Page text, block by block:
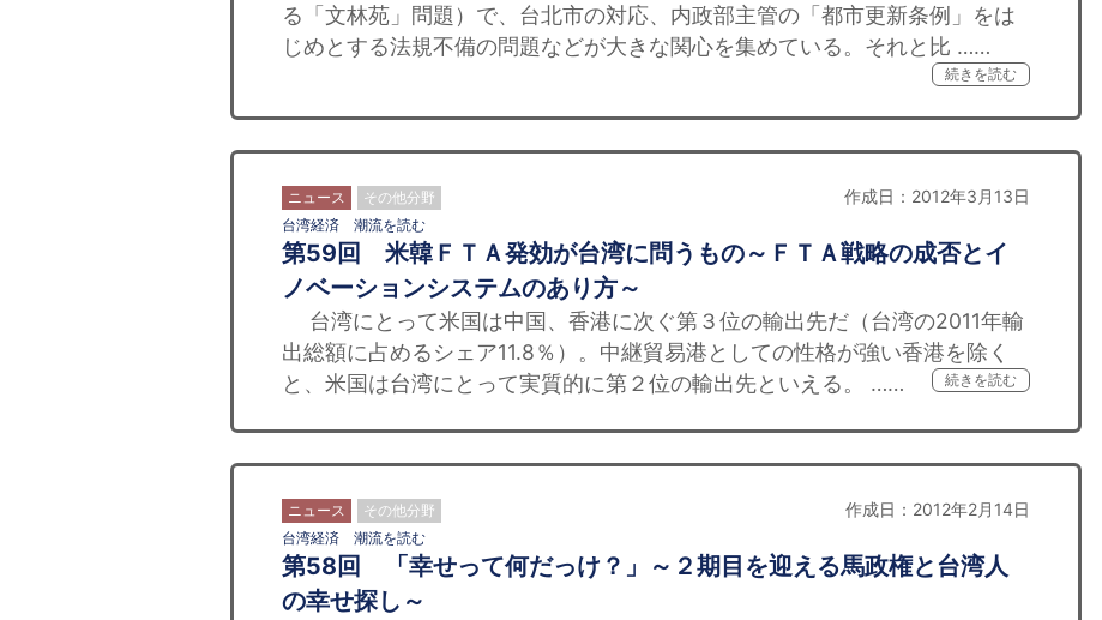
る「文林苑」問題）で、台北市の対応、内政部主管の「都市更新条例」をは
じめとする法規不備の問題などが大きな関心を集めている。それと比 ……
続きを読む
ニュース その他分野 作成日：2012年3月13日
台湾経済 潮流を読む
第59回 米韓ＦＴＡ発効が台湾に問うもの～ＦＴＡ戦略の成否とイ
ノベーションシステムのあり方～
台湾にとって米国は中国、香港に次ぐ第３位の輸出先だ（台湾の2011年輸
出総額に占めるシェア11.8％）。中継貿易港としての性格が強い香港を除く
と、米国は台湾にとって実質的に第２位の輸出先といえる。 ……
続きを読む
ニュース その他分野 作成日：2012年2月14日
台湾経済 潮流を読む
第58回 「幸せって何だっけ？」～２期目を迎える馬政権と台湾人
の幸せ探し～